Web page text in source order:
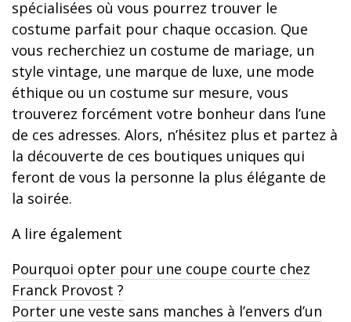
spécialisées où vous pourrez trouver le
costume parfait pour chaque occasion. Que
vous recherchiez un costume de mariage, un
style vintage, une marque de luxe, une mode
éthique ou un costume sur mesure, vous
trouverez forcément votre bonheur dans l’une
de ces adresses. Alors, n’hésitez plus et partez à
la découverte de ces boutiques uniques qui
feront de vous la personne la plus élégante de
la soirée.
A lire également
Pourquoi opter pour une coupe courte chez
Franck Provost ?
Porter une veste sans manches à l’envers d’un